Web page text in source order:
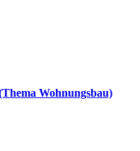
Wohnungsbau)